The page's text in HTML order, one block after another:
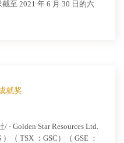
至 2021 年 6 月 30 日的六
就奖
- Golden Star Resources Ltd.
（ TSX ：GSC）（ GSE ：